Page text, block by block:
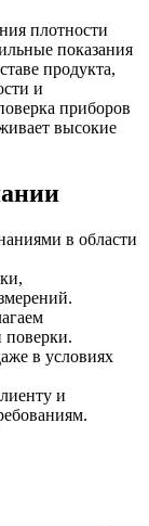
плотности
показания
продукта,
и
приборов
высокие
в области
поверки.
в условиях
и